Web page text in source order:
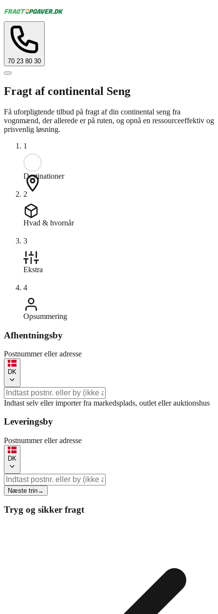
70 23 80 30
Fragt af continental Seng
Få uforpligtende tilbud på fragt af din continental seng fra
vognmænd, der allerede er på ruten, og opnå en ressourceeffektiv og
prisvenlig løsning.
1
Destinationer
2
Hvad & hvornår
3
Ekstra
4
Opsummering
Afhentningsby
Postnummer eller adresse
DK
Indtast selv eller importer fra markedsplads, outlet eller auktionshus
Leveringsby
Postnummer eller adresse
DK
Næste trin→
Tryg og sikker fragt